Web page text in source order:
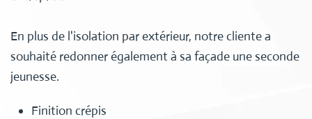
En plus de l'isolation par extérieur, notre cliente a
souhaité redonner également à sa façade une seconde
jeunesse.
Finition crépis